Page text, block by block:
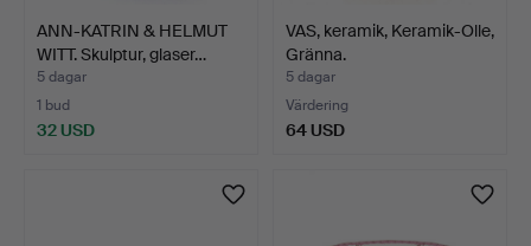
ANN-KATRIN & HELMUT
WITT. Skulptur, glaser…
5 dagar
1 bud
32 USD
VAS, keramik, Keramik-Olle,
Gränna.
5 dagar
Värdering
64 USD